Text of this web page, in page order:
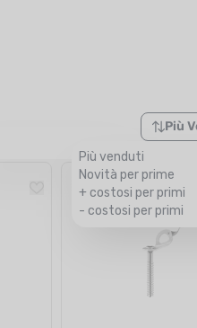
Più
Più venduti
Novità per prime
+ costosi per primi
- costosi per primi